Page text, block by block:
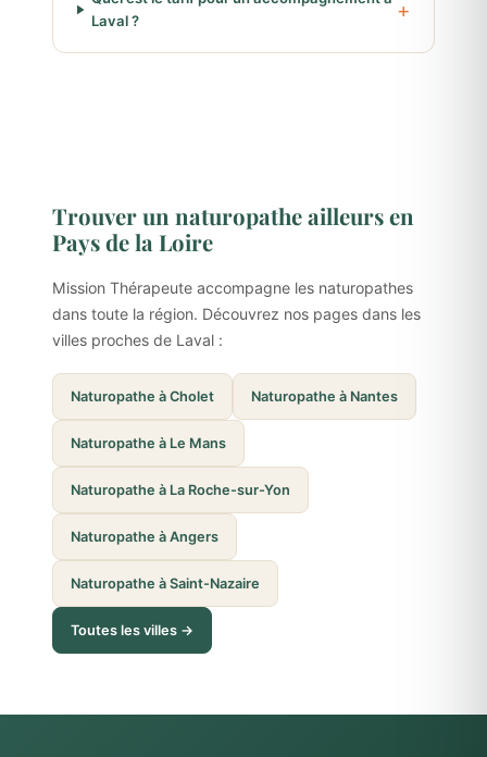
Laval ?
Trouver un naturopathe ailleurs en
Pays de la Loire
Mission Thérapeute accompagne les naturopathes
dans toute la région. Découvrez nos pages dans les
villes proches de Laval :
Naturopathe à Cholet Naturopathe à Nantes
Naturopathe à Le Mans
Naturopathe à La Roche-sur-Yon
Naturopathe à Angers
Naturopathe à Saint-Nazaire
Toutes les villes →